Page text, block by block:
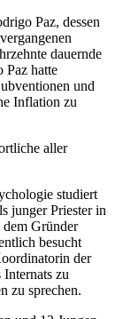
Paz, dessen
dauernde
Paz hatte
und
Inflation zu
aller
studiert
junger Priester in
Gründer
besucht
der
zu
zu sprechen.